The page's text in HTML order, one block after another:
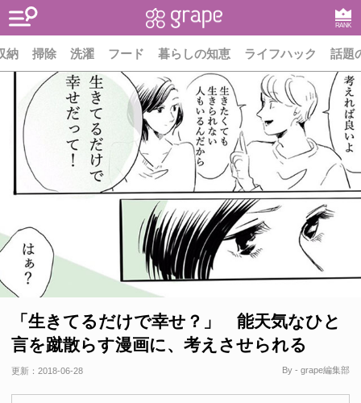
RANK
納 掃除 洗濯 フード 暮らしの知恵 ライフハック 話題
「生きてるだけで幸せ？」 能天気なひと
言を蹴散らす漫画に、考えさせられる
更新： 2018-06-28 By - grape編集部